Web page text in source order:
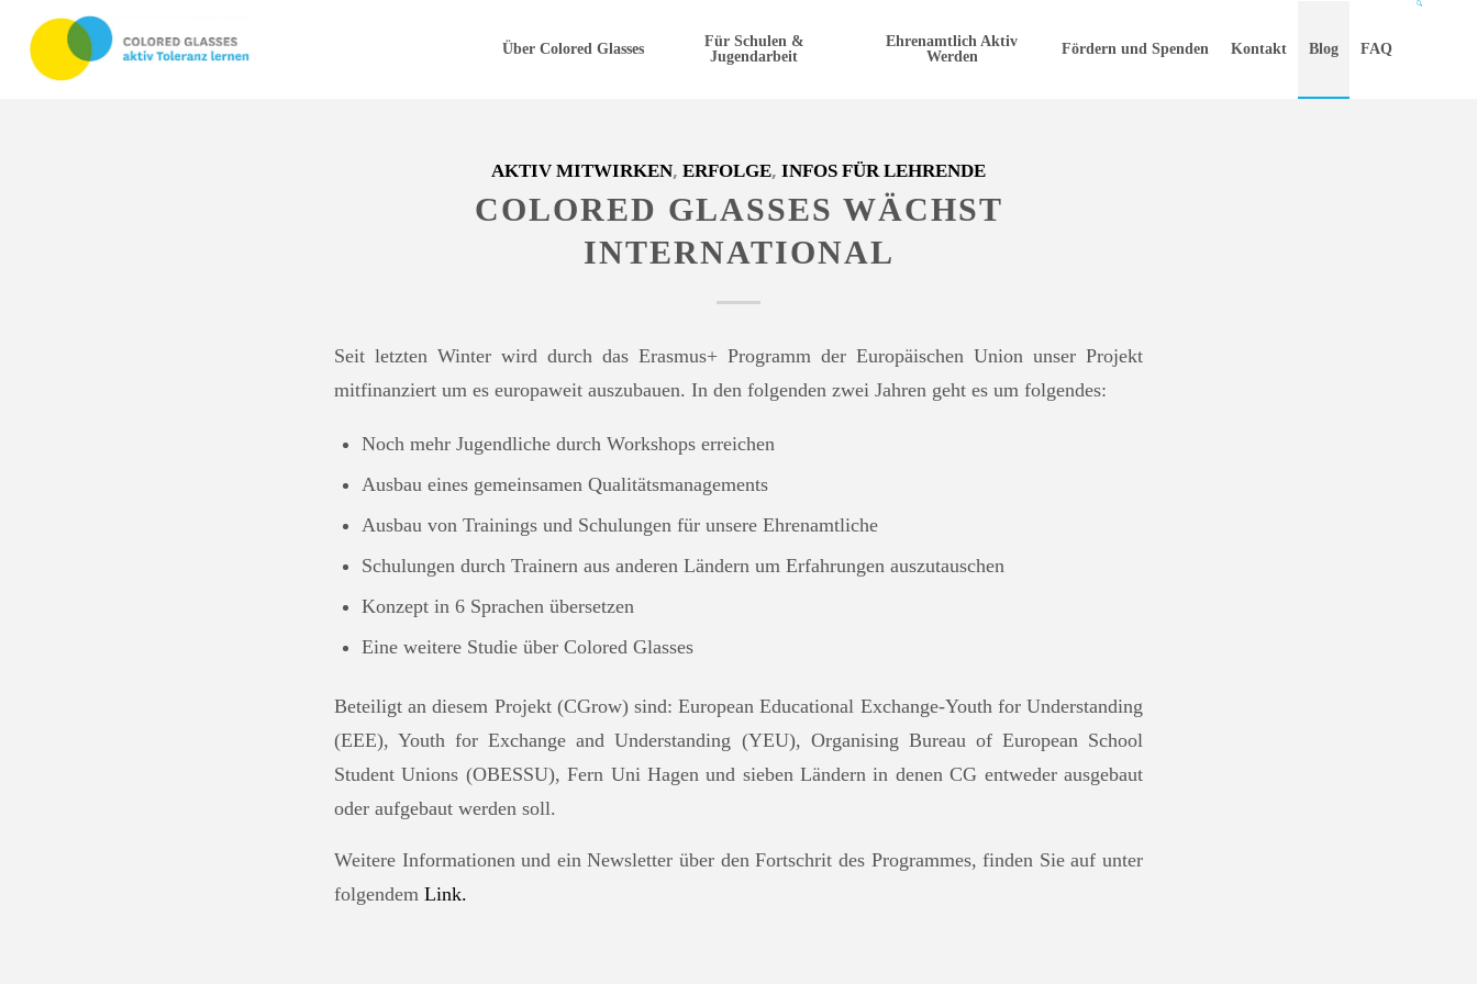
Über Colored Glasses
Für Schulen &
Jugendarbeit
Ehrenamtlich Aktiv
Werden
Fördern und Spenden Kontakt Blog FAQ
AKTIV MITWIRKEN, ERFOLGE, INFOS FÜR LEHRENDE
COLORED GLASSES WÄCHST
INTERNATIONAL
Seit letzten Winter wird durch das Erasmus+ Programm der Europäischen Union unser Projekt
mitfinanziert um es europaweit auszubauen. In den folgenden zwei Jahren geht es um folgendes:
Noch mehr Jugendliche durch Workshops erreichen
Ausbau eines gemeinsamen Qualitätsmanagements
Ausbau von Trainings und Schulungen für unsere Ehrenamtliche
Schulungen durch Trainern aus anderen Ländern um Erfahrungen auszutauschen
Konzept in 6 Sprachen übersetzen
Eine weitere Studie über Colored Glasses
Beteiligt an diesem Projekt (CGrow) sind: European Educational Exchange-Youth for Understanding
(EEE), Youth for Exchange and Understanding (YEU), Organising Bureau of European School
Student Unions (OBESSU), Fern Uni Hagen und sieben Ländern in denen CG entweder ausgebaut
oder aufgebaut werden soll.
Weitere Informationen und ein Newsletter über den Fortschrit des Programmes, finden Sie auf unter
folgendem Link.